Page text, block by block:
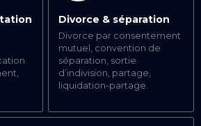
Divorce & séparation
Divorce par consentement
mutuel, convention de
séparation, sortie
d’indivision, partage,
liquidation-partage.